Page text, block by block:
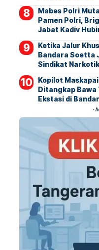
Mabes Polri
Pamen Polri,
Jabat Kadiv
Ketika Jalur
Bandara Soetta
Sindikat
Kopilot
Ditangkap Bawa
Ekstasi di
-